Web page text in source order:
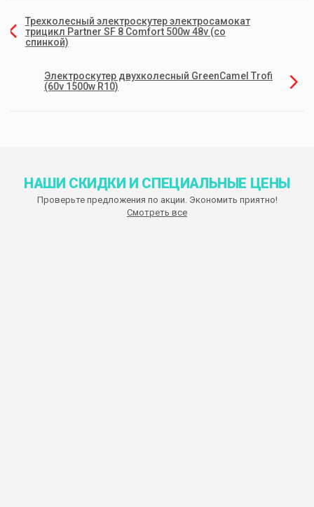
Трехколесный электроскутер электросамокат
трицикл Partner SF 8 Comfort 500w 48v (со
спинкой)
Электроскутер двухколесный GreenCamel Trofi
(60v 1500w R10)
НАШИ СКИДКИ И СПЕЦИАЛЬНЫЕ ЦЕНЫ
Проверьте предложения по акции. Экономить приятно!
Смотреть все